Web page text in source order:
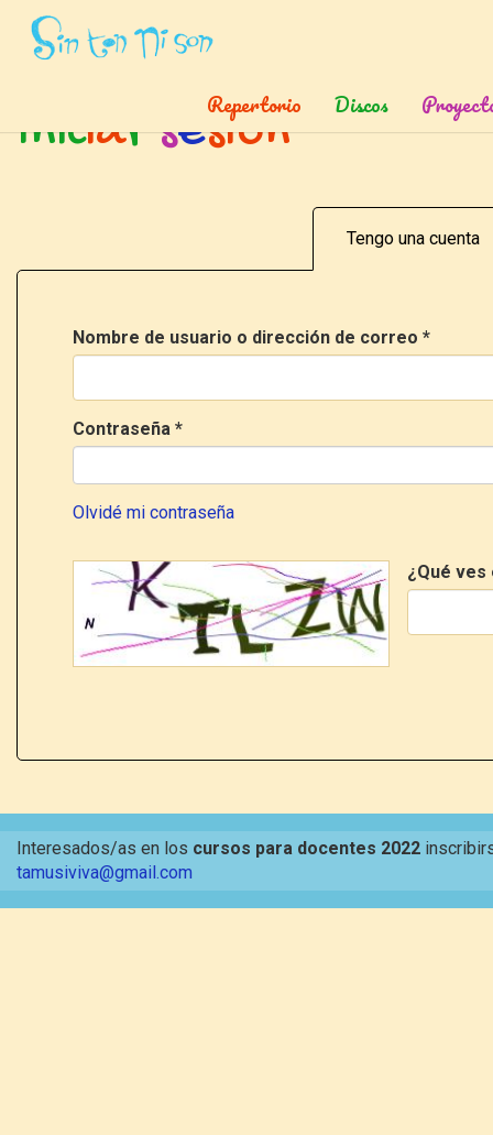
Repertorio Discos
Inicio » Ingresar
Iniciarsesión
Tengo una cuenta
Nombre de usuario o dirección de correo *
Contraseña *
Olvidé mi contraseña
¿Qué
Interesados/as en los cursos para docentes 2022
tamusiviva@gmail.com